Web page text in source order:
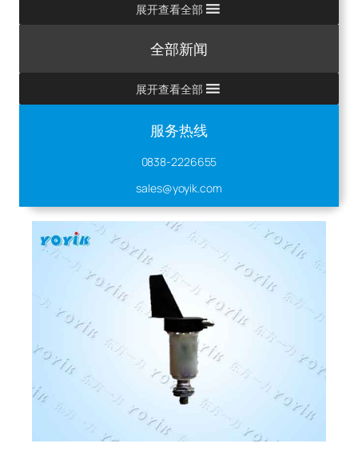
展开查看全部
全部新闻
展开查看全部
服务热线
0838-2226655
sales@yoyik.com